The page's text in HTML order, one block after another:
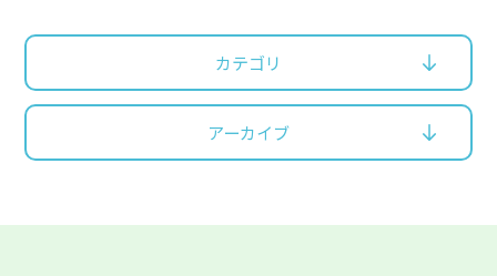
カテゴリ
アーカイブ